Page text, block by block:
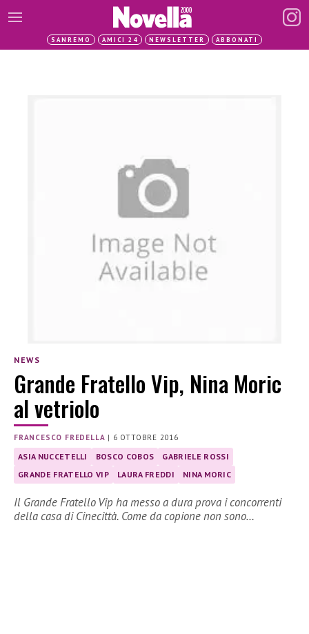
SANREMO AMICI 24 NEWSLETTER ABBONATI
NEWS
Grande Fratello Vip, Nina Moric
al vetriolo
FRANCESCO FREDELLA | 6 OTTOBRE 2016
ASIA NUCCETELLI BOSCO COBOS
GABRIELE ROSSI
GRANDE FRATELLO VIP
LAURA FREDDI NINA MORIC
Il Grande Fratello Vip ha messo a dura prova i concorrenti
della casa di Cinecittà. Come da copione non sono…